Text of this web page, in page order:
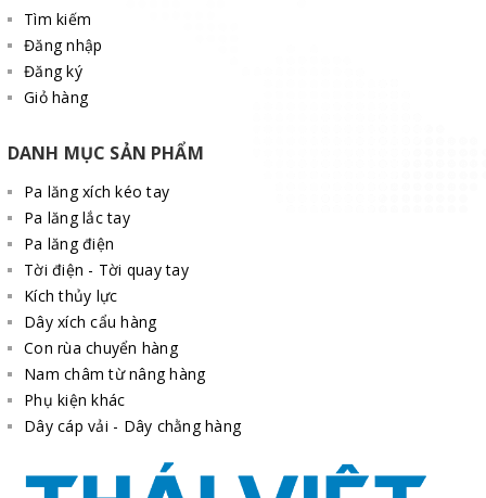
Tìm kiếm
Đăng nhập
Đăng ký
Giỏ hàng
DANH MỤC SẢN PHẨM
Pa lăng xích kéo tay
Pa lăng lắc tay
Pa lăng điện
Tời điện - Tời quay tay
Kích thủy lực
Dây xích cẩu hàng
Con rùa chuyển hàng
Nam châm từ nâng hàng
Phụ kiện khác
Dây cáp vải - Dây chằng hàng